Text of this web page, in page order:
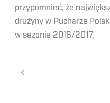
przypomnieć, że
drużyny w Pucharze
w sezonie 2016/2017.